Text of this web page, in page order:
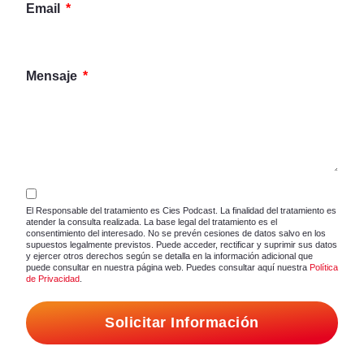
Email
Mensaje
El Responsable del tratamiento es Cies Podcast. La finalidad del tratamiento es
atender la consulta realizada. La base legal del tratamiento es el
consentimiento del interesado. No se prevén cesiones de datos salvo en los
supuestos legalmente previstos. Puede acceder, rectificar y suprimir sus datos
y ejercer otros derechos según se detalla en la información adicional que
puede consultar en nuestra página web. Puedes consultar aquí nuestra Política
de Privacidad
Solicitar Información